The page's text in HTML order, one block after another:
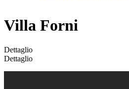
Villa Forni
Dettaglio
Dettaglio